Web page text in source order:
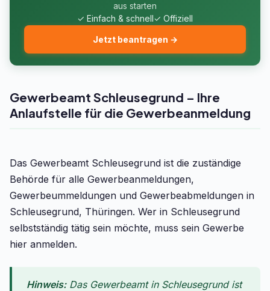
aus starten
✓ Einfach & schnell✓ Offiziell
Jetzt beantragen →
Gewerbeamt Schleusegrund – Ihre
Anlaufstelle für die Gewerbeanmeldung
Das Gewerbeamt Schleusegrund ist die zuständige
Behörde für alle Gewerbeanmeldungen,
Gewerbeummeldungen und Gewerbeabmeldungen in
Schleusegrund, Thüringen. Wer in Schleusegrund
selbstständig tätig sein möchte, muss sein Gewerbe
hier anmelden.
Hinweis:Das Gewerbeamt in Schleusegrund ist